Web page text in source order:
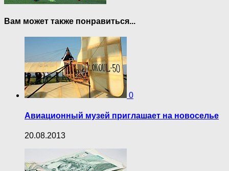
Вам может также понравиться...
0
Авиационный музей приглашает на новоселье
20.08.2013